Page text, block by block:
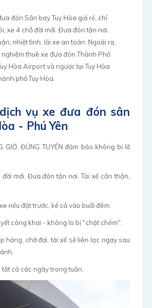
đón Sân bay Tuy Hòa giá rẻ, chỉ
xe 4 chỗ đời mới. Đưa đón tận nơi.
nhiệt tình, lái xe an toàn. Ngoài ra,
nghiệm thuê xe đưa đón Thành Phố
Hòa Airport và ngược lại Tuy Hòa
phố Tuy Hòa.
vụ xe đưa đón sân
- Phú Yên
GIỜ, ĐÚNG TUYẾN đảm bảo không bị lỡ
mới. Đưa đón tận nơi. Tài xế cẩn thận,
nếu đặt trước, kể cả vào buổi đêm.
công khai - không lo bị "chặt chém".
hàng, chờ đợi, tài xế sẽ liên lạc ngay sau
cả các ngày trong tuần.